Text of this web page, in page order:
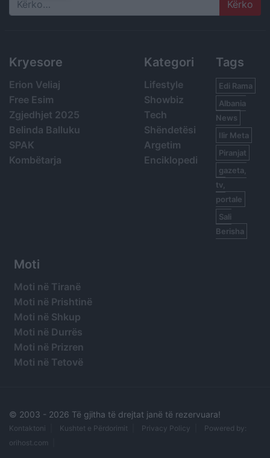
Search
Kryesore
Erion Veliaj
Free Esim
Zgjedhjet 2025
Belinda Balluku
SPAK
Kombëtarja
Kategori
Lifestyle
Showbiz
Tech
Shëndetësi
Argetim
Enciklopedi
Tags
Edi Rama
Albania
News
Ilir Meta
Piranjat
gazeta,
tv,
portale
Sali
Berisha
Moti
Moti në Tiranë
Moti në Prishtinë
Moti në Shkup
Moti në Durrës
Moti në Prizren
Moti në Tetovë
© 2003 - 2026 Të gjitha të drejtat janë të rezervuara!
Kontaktoni Kushtet e Përdorimit Privacy Policy
Powered by:
orihost.com